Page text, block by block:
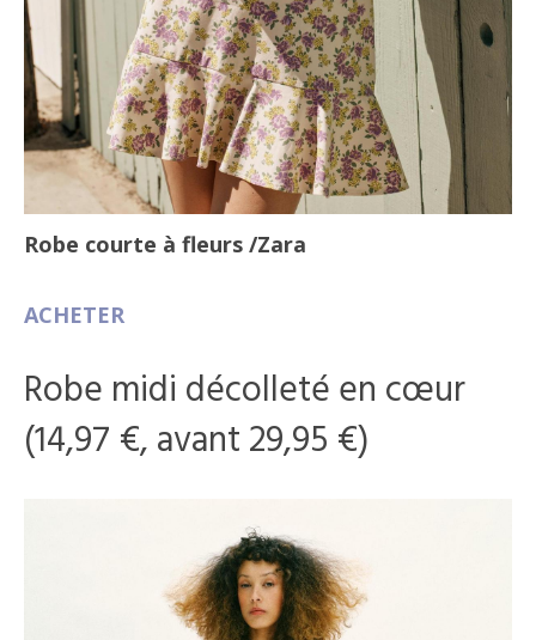
Robe courte à fleurs /Zara
ACHETER
Robe midi décolleté en cœur
(14,97 €, avant 29,95 €)